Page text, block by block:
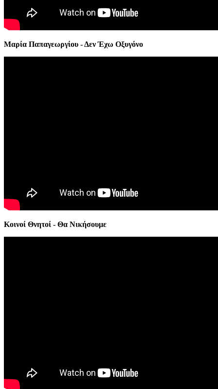
Μαρία Παπαγεωργίου - Δεν Έχω Οξυγόνο
Κοινοί Θνητοί - Θα Νικήσουμε